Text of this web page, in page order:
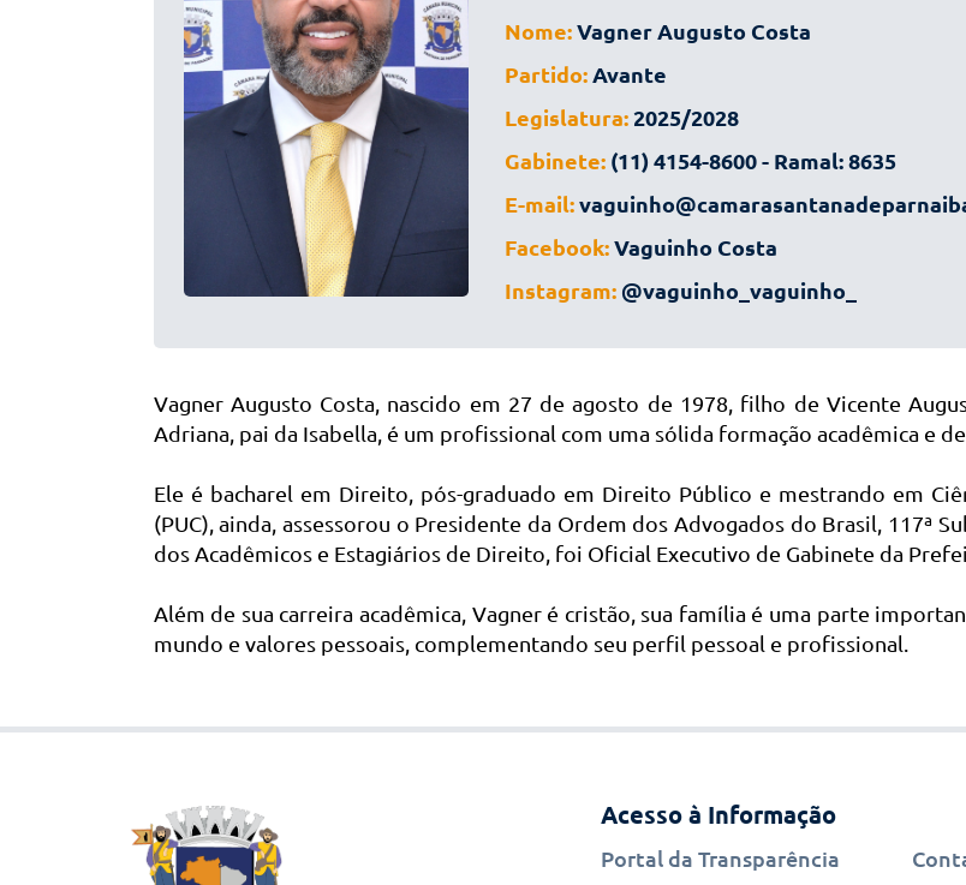
Nome:Vagner Augusto Costa
Partido:Avante
Legislatura:2025/2028
Gabinete:(11) 4154-8600 - Ramal: 8635
E-mail:
Facebook:Vaguinho Costa
Instagram: @vaguinho_vaguinho_
Vagner Augusto Costa, nascido em 27 de agosto de 1978, filho de Vicente
Adriana, pai da Isabella, é um profissional com uma sólida formação acadêmica e
Ele é bacharel em Direito, pós-graduado em Direito Público e mestrando em
(PUC), ainda, assessorou o Presidente da Ordem dos Advogados do Brasil, 117ª
dos Acadêmicos e Estagiários de Direito, foi Oficial Executivo de Gabinete da
Além de sua carreira acadêmica, Vagner é cristão, sua família é uma parte
mundo e valores pessoais, complementando seu perfil pessoal e profissional.
Acesso à Informação
Portal da Transparência